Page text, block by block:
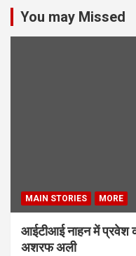
You may Missed
MAIN STORIES MORE
आईटीआई नाहन में प्रवेश
अशरफ अली